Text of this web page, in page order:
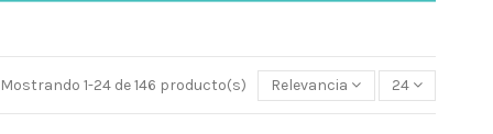
Mostrando 1-24 de 146 producto(s) Relevancia 24